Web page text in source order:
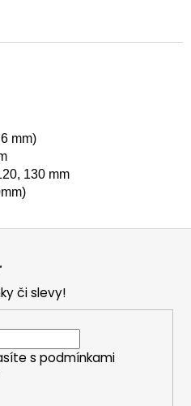
mm)
130 mm
či slevy!
s podmínkami